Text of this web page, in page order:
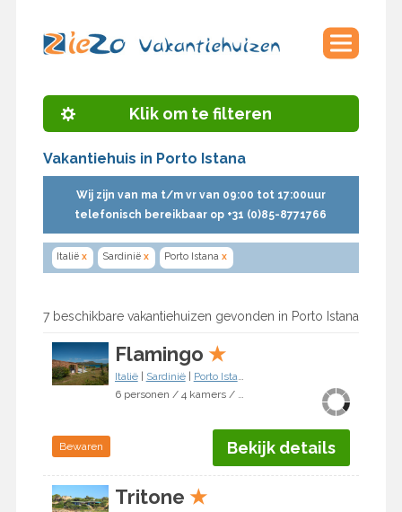
Klik om te filteren
Vakantiehuis in Porto Istana
Wij zijn van ma t/m vr van 09:00 tot 17:00uur
telefonisch bereikbaar op +31 (0)85-8771766
Italië x Sardinië x Porto Istana x
7 beschikbare vakantiehuizen gevonden in Porto Istana
Flamingo ★
Italië| Sardinië| Porto Istana
6 personen / 4 kamers / 3 slaapkamers
Bewaren Bekijk details
Tritone ★